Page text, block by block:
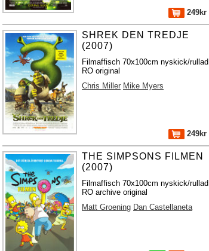
249kr
SHREK DEN TREDJE
(2007)
Filmaffisch 70x100cm nyskick/rullad
RO original
Chris Miller Mike Myers
249kr
THE SIMPSONS FILMEN
(2007)
Filmaffisch 70x100cm nyskick/rullad
RO archive original
Matt Groening Dan Castellaneta